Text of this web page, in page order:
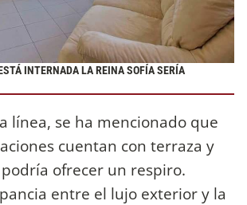
INTERNADA LA REINA SOFÍA SERÍA
línea, se ha mencionado que
cuentan con terraza y
ofrecer un respiro.
entre el lujo exterior y la